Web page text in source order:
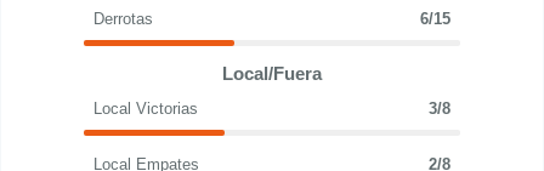
Derrotas 6/15
Local/Fuera
Local Victorias 3/8
Local Empates 2/8